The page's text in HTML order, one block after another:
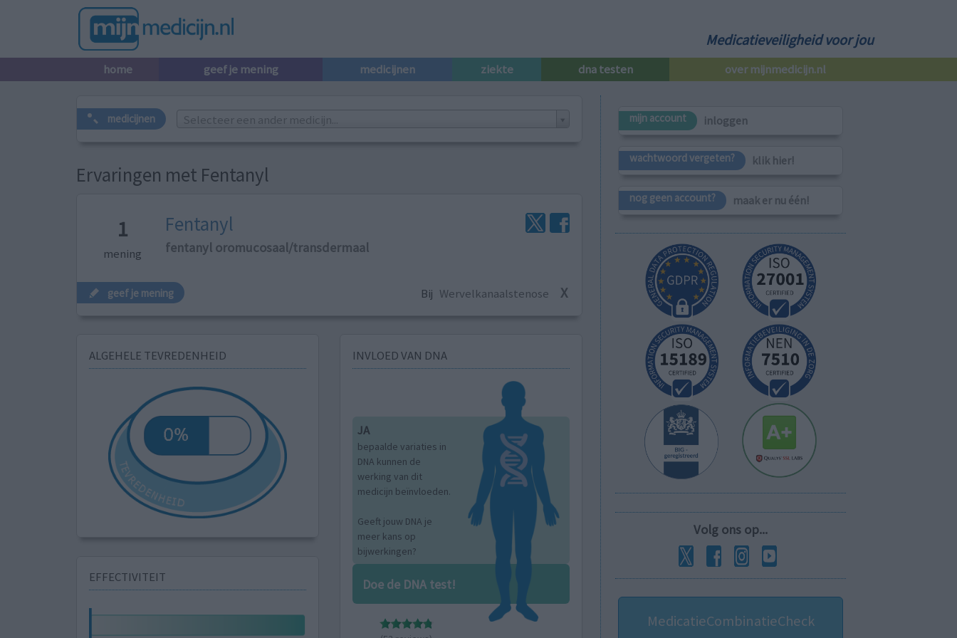
Medicatieveiligheid voor jou
home geef je mening medicijnen ziekte dna testen over mijnmedicijn.nl
medicijnen Selecteer een ander medicijn...
Ervaringen met Fentanyl
1
mening
Fentanyl
fentanyl oromucosaal/transdermaal
geef je mening Bij Wervelkanaalstenose X
ALGEHELE TEVREDENHEID
EFFECTIVITEIT
INVLOED VAN DNA
JA
bepaalde variaties in
DNA kunnen de
werking van dit
medicijn beïnvloeden.
Geeft jouw DNA je
meer kans op
bijwerkingen?
Doe de DNA test!
mijn account inloggen
wachtwoord vergeten? klik hier!
nog geen account? maak er nu één!
Volg ons op...
MedicatieCombinatieCheck